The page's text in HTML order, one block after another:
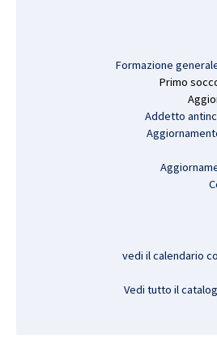
Formazione
Primo
Addetto
vedi il calendario
Vedi tutto il